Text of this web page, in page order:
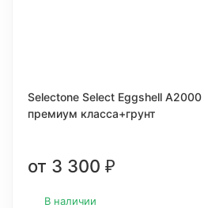
Selectone Select Eggshell
премиум класса+грунт
от 3 300 ₽
В наличии